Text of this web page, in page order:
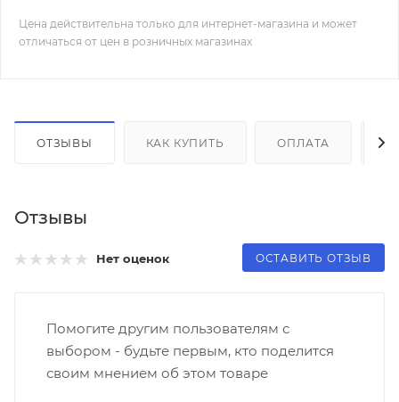
Цена действительна только для интернет-магазина и может
отличаться от цен в розничных магазинах
ОТЗЫВЫ КАК КУПИТЬ ОПЛАТА
Отзывы
Нет оценок ОСТАВИТЬ ОТЗЫВ
Помогите другим пользователям с
выбором - будьте первым, кто поделится
своим мнением об этом товаре